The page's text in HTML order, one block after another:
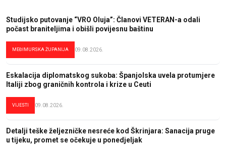
Studijsko putovanje “VRO Oluja”: Članovi VETERAN-a odali
počast braniteljima i obišli povijesnu baštinu
MEĐIMURSKA ŽUPANIJA 09.08.2026.
Eskalacija diplomatskog sukoba: Španjolska uvela protumjere
Italiji zbog graničnih kontrola i krize u Ceuti
VIJESTI 09.08.2026.
Detalji teške željezničke nesreće kod Škrinjara: Sanacija pruge
u tijeku, promet se očekuje u ponedjeljak